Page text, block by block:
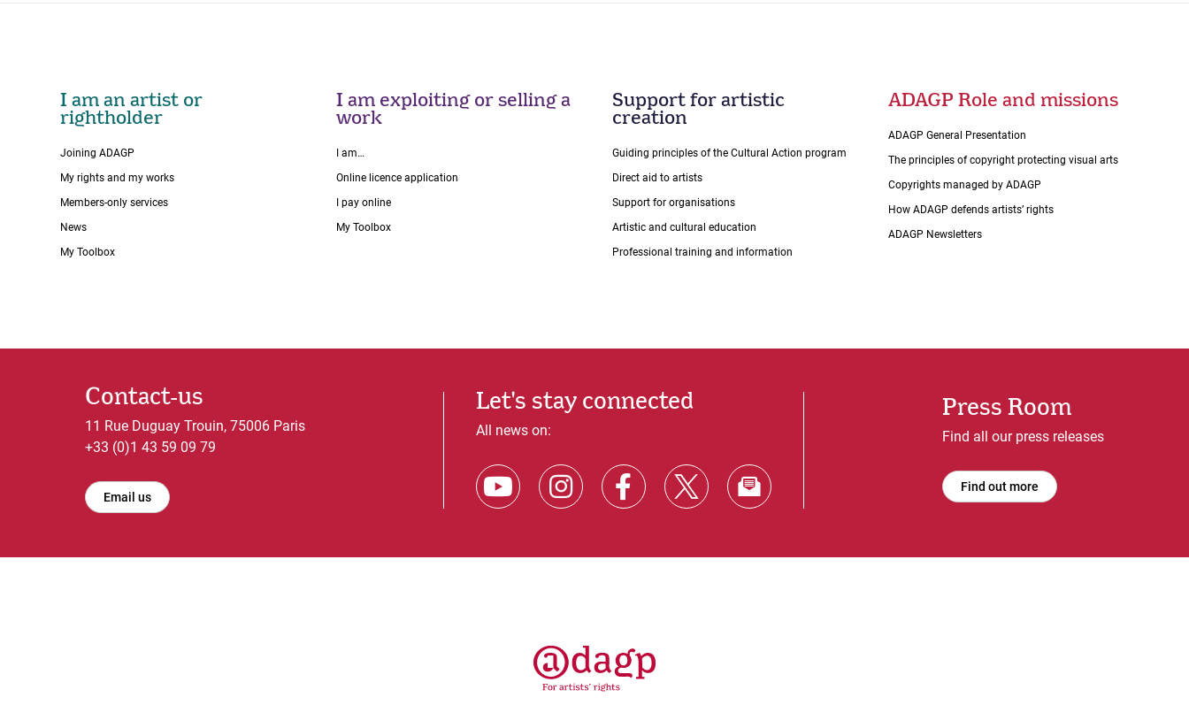
I am an artist or
rightholder
Joining ADAGP
My rights and my works
Members-only services
News
My Toolbox
I am exploiting or selling a
work
I am…
Online licence application
I pay online
My Toolbox
Support for artistic
creation
Guiding principles of the Cultural Action program
Direct aid to artists
Support for organisations
Artistic and cultural education
Professional training and information
ADAGP Role and missions
ADAGP General Presentation
The principles of copyright protecting visual arts
Copyrights managed by ADAGP
How ADAGP defends artists’ rights
ADAGP Newsletters
Contact-us
11 Rue Duguay Trouin, 75006 Paris
+33 (0)1 43 59 09 79
Email us
Let's stay connected
All news on:
Press Room
Find all our press releases
Find out more